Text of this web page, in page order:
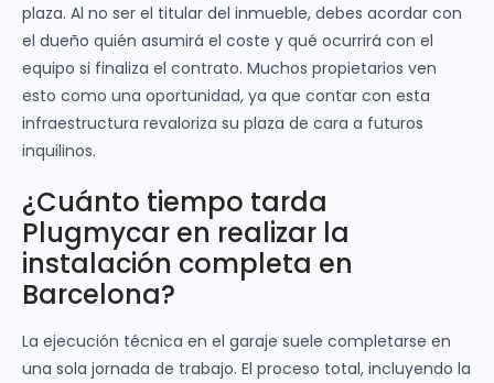
plaza. Al no ser el titular del inmueble, debes acordar con
el dueño quién asumirá el coste y qué ocurrirá con el
equipo si finaliza el contrato. Muchos propietarios ven
esto como una oportunidad, ya que contar con esta
infraestructura revaloriza su plaza de cara a futuros
inquilinos.
¿Cuánto tiempo tarda
Plugmycar en realizar la
instalación completa en
Barcelona?
La ejecución técnica en el garaje suele completarse en
una sola jornada de trabajo. El proceso total, incluyendo la